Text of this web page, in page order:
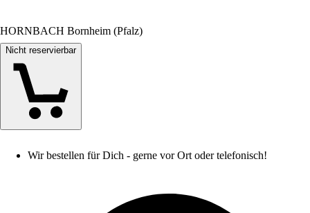
HORNBACH Bornheim (Pfalz)
Nicht reservierbar
Wir bestellen für Dich - gerne vor Ort oder telefonisch!